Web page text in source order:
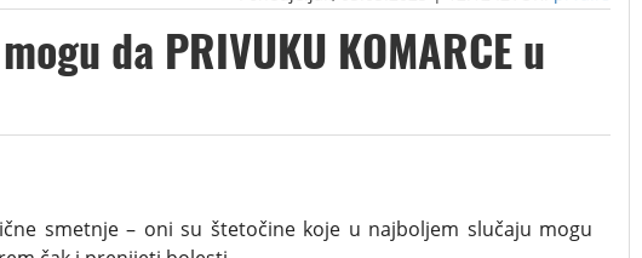
da PRIVUKU KOMARCE u
smetnje – oni su štetočine koje u najboljem slučaju mogu